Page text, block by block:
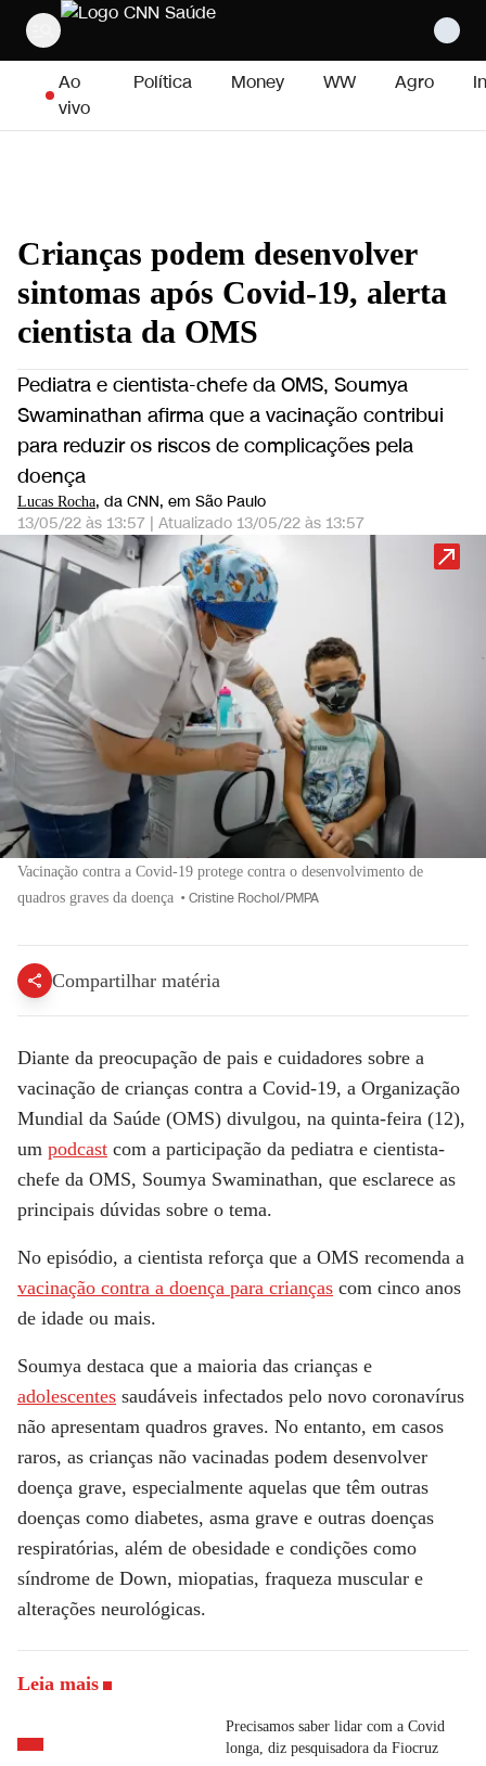
Pular para o conteúdo
Ao
vivo
Política Money WW Agro
Crianças podem desenvolver
sintomas após Covid-19, alerta
cientista da OMS
Pediatra e cientista-chefe da OMS, Soumya
Swaminathan afirma que a vacinação contribui
para reduzir os riscos de complicações pela
doença
Lucas Rocha, da CNN, em São Paulo
13/05/22 às 13:57 | Atualizado 13/05/22 às 13:57
Vacinação contra a Covid-19 protege contra o desenvolvimento de
quadros graves da doença •Cristine Rochol/PMPA
Compartilhar matéria
Diante da preocupação de pais e cuidadores sobre a
vacinação de crianças contra a Covid-19, a Organização
Mundial da Saúde (OMS) divulgou, na quinta-feira (12),
um podcast com a participação da pediatra e cientista-
chefe da OMS, Soumya Swaminathan, que esclarece as
principais dúvidas sobre o tema.
No episódio, a cientista reforça que a OMS recomenda a
vacinação contra a doença para crianças com cinco anos
de idade ou mais.
Soumya destaca que a maioria das crianças e
adolescentes saudáveis infectados pelo novo coronavírus
não apresentam quadros graves. No entanto, em casos
raros, as crianças não vacinadas podem desenvolver
doença grave, especialmente aquelas que têm outras
doenças como diabetes, asma grave e outras doenças
respiratórias, além de obesidade e condições como
síndrome de Down, miopatias, fraqueza muscular e
alterações neurológicas.
Leia mais
Precisamos saber lidar com a Covid
longa, diz pesquisadora da Fiocruz